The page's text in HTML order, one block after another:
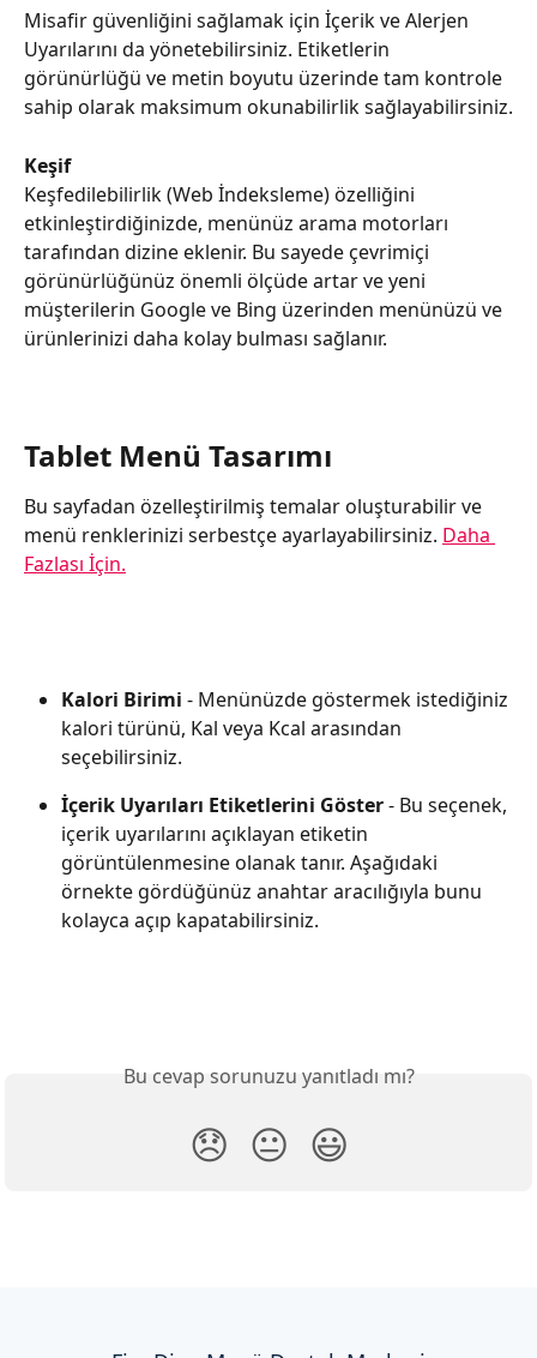
Misafir güvenliğini sağlamak için İçerik ve Alerjen
Uyarılarını da yönetebilirsiniz. Etiketlerin
görünürlüğü ve metin boyutu üzerinde tam kontrole
sahip olarak maksimum okunabilirlik sağlayabilirsiniz.
Keşif
Keşfedilebilirlik (Web İndeksleme) özelliğini
etkinleştirdiğinizde, menünüz arama motorları
tarafından dizine eklenir. Bu sayede çevrimiçi
görünürlüğünüz önemli ölçüde artar ve yeni
müşterilerin Google ve Bing üzerinden menünüzü ve
ürünlerinizi daha kolay bulması sağlanır.
Tablet Menü Tasarımı
Bu sayfadan özelleştirilmiş temalar oluşturabilir ve
menü renklerinizi serbestçe ayarlayabilirsiniz. Daha
Fazlası İçin.
Kalori Birimi - Menünüzde göstermek istediğiniz
kalori türünü, Kal veya Kcal arasından
seçebilirsiniz.
İçerik Uyarıları Etiketlerini Göster - Bu seçenek,
içerik uyarılarını açıklayan etiketin
görüntülenmesine olanak tanır. Aşağıdaki
örnekte gördüğünüz anahtar aracılığıyla bunu
kolayca açıp kapatabilirsiniz.
Bu cevap sorunuzu yanıtladı mı?
😞 😐 😃